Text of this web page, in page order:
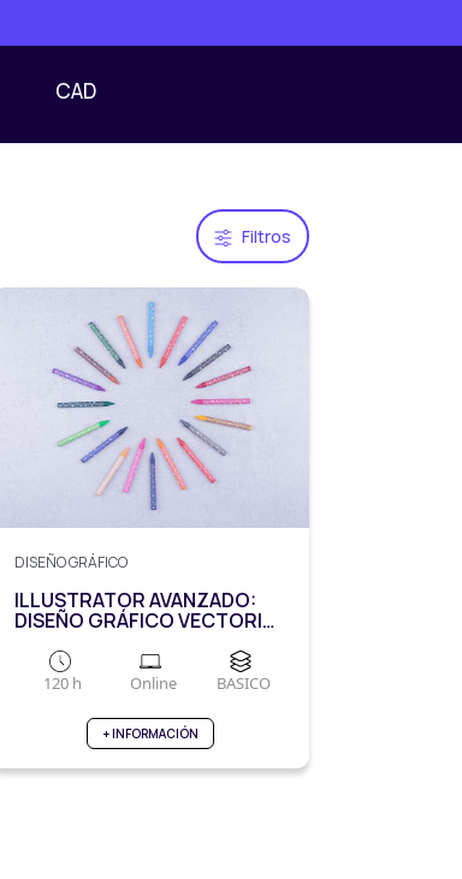
CAD
Filtros
DISEÑO GRÁFICO
ILLUSTRATOR AVANZADO:
DISEÑO GRÁFICO VECTORIAL
120 h Online BASICO
+ INFORMACIÓN